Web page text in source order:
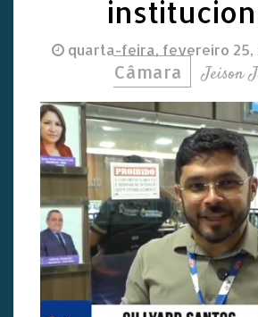
quarta-feira, fevereiro 25,
Câmara
Jeison